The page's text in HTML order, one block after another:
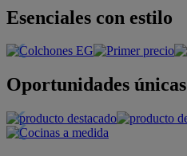
Esenciales con estilo
Oportunidades únicas